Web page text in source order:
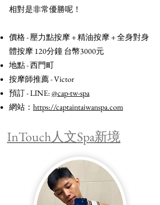
相對是非常優勝呢！
價格 - 壓力點按摩 + 精油按摩 + 全身對身
體按摩 120分鐘 台幣3000元
地點 - 西門町
按摩師推薦 - Victor
預訂 - LINE:@cap-tw-spa
網站： https://captaintaiwanspa.com
InTouch人文Spa新境